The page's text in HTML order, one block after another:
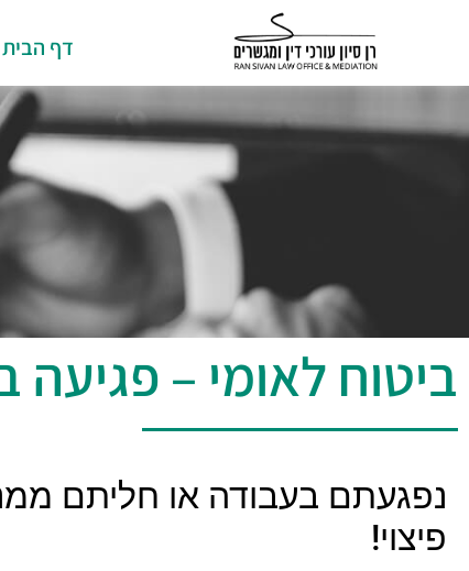
דף הבית
ביטוח לאומי – פגיעה
נפגעתם בעבודה או חליתם
פיצוי!